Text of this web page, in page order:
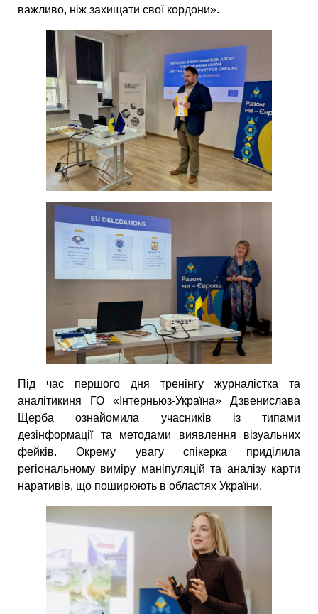
важливо, ніж захищати свої кордони».
Під час першого дня тренінгу журналістка та
аналітикиня ГО «Інтерньюз-Україна» Дзвенислава
Щерба ознайомила учасників із типами
дезінформації та методами виявлення візуальних
фейків. Окрему увагу спікерка приділила
регіональному виміру маніпуляцій та аналізу карти
наративів, що поширюють в областях України.